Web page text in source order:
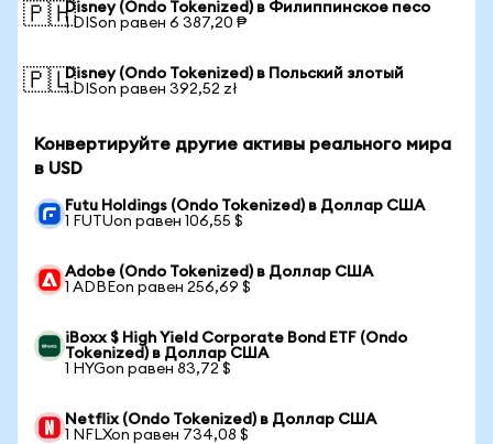
🇵🇭Disney (Ondo Tokenized) в Филиппинское песо
1 DISon равен 6 387,20 ₱
🇵🇱Disney (Ondo Tokenized) в Польский злотый
1 DISon равен 392,52 zł
Конвертируйте другие активы реального мира
в USD
Futu Holdings (Ondo Tokenized) в Доллар США
1 FUTUon равен 106,55 $
Adobe (Ondo Tokenized) в Доллар США
1 ADBEon равен 256,69 $
iBoxx $ High Yield Corporate Bond ETF (Ondo
Tokenized) в Доллар США
1 HYGon равен 83,72 $
Netflix (Ondo Tokenized) в Доллар США
1 NFLXon равен 734,08 $